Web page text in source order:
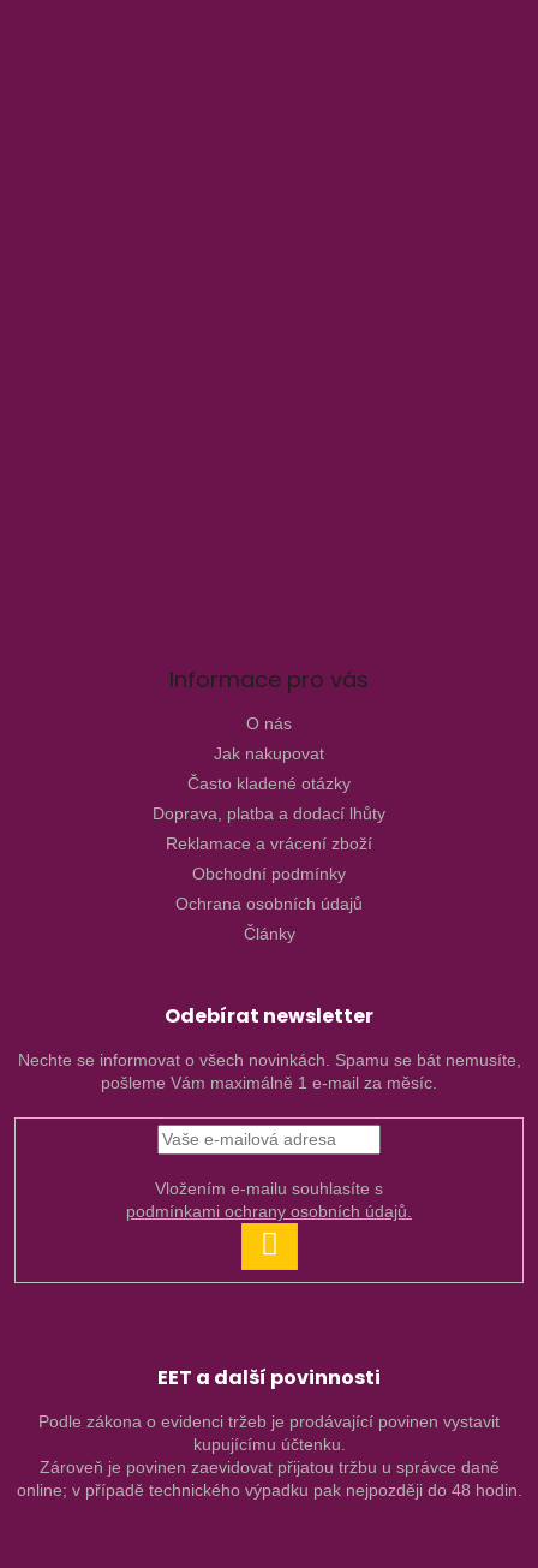
Informace pro vás
O nás
Jak nakupovat
Často kladené otázky
Doprava, platba a dodací lhůty
Reklamace a vrácení zboží
Obchodní podmínky
Ochrana osobních údajů
Články
Odebírat newsletter
Nechte se informovat o všech novinkách. Spamu se bát nemusíte,
pošleme Vám maximálně 1 e-mail za měsíc.
podmínkami ochrany osobních údajů.
SE
EET a další povinnosti
Podle zákona o evidenci tržeb je prodávající povinen vystavit
kupujícímu účtenku.
Zároveň je povinen zaevidovat přijatou tržbu u správce daně
online; v případě technického výpadku pak nejpozději do 48 hodin.